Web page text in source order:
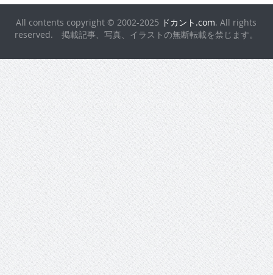
All contents copyright © 2002-2025 ドカント.com. All rights
reserved. 掲載記事、写真、イラストの無断転載を禁じます。